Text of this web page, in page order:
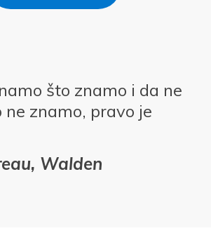
što znamo i da ne
ne znamo, pravo je
Walden